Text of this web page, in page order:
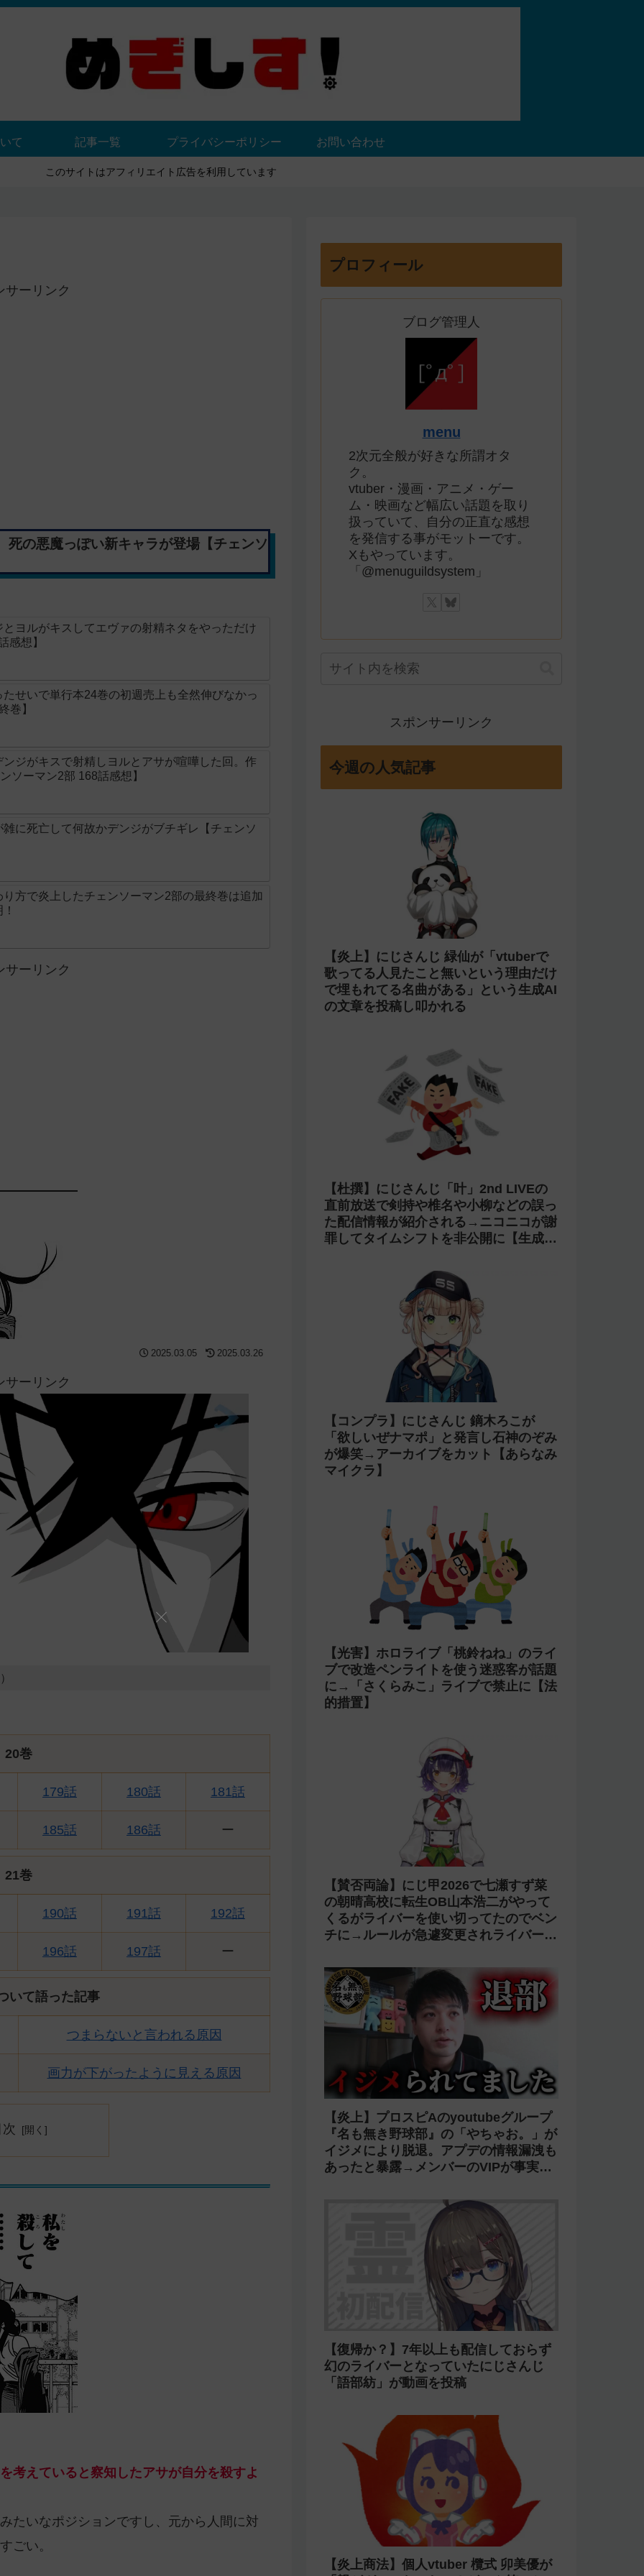
て 記事一覧 プライバシーポリシー お問い合わせ
このサイトはアフィリエイト広告を利用しています
サーリンク
の悪魔っぽい新キャラが登場【チェンソ
ヨルがキスしてエヴァの射精ネタをやっただけ
感想】
せいで単行本24巻の初週売上も全然伸びなかっ
巻】
ジがキスで射精しヨルとアサが喧嘩した回。作
ソーマン2部 168話感想】
に死亡して何故かデンジがブチギレ【チェンソ
方で炎上したチェンソーマン2部の最終巻は追加
サーリンク
2025.03.05 2025.03.26
サーリンク
20巻
179話 180話 181話
185話 186話 ー
21巻
190話 191話 192話
196話 197話 ー
いて語った記事
つまらないと言われる原因
画力が下がったように見える原因
考えていると察知したアサが自分を殺すよ
たいなポジションですし、元から人間に対
ごい。
プロフィール
ブログ管理人
menu
2次元全般が好きな所謂オタ
ク。
vtuber・漫画・アニメ・ゲー
ム・映画など幅広い話題を取り
扱っていて、自分の正直な感想
を発信する事がモットーです。
Xもやっています。
「@menuguildsystem」
スポンサーリンク
今週の人気記事
【炎上】にじさんじ 緑仙が「vtuberで
歌ってる人見たこと無いという理由だけ
で埋もれてる名曲がある」という生成AI
の文章を投稿し叩かれる
【杜撰】にじさんじ「叶」2nd LIVEの
直前放送で剣持や椎名や小柳などの誤っ
た配信情報が紹介される→ニコニコが謝
罪してタイムシフトを非公開に【生成
【コンプラ】にじさんじ 鏑木ろこが
「欲しいぜナマポ」と発言し石神のぞみ
が爆笑→アーカイブをカット【あらなみ
マイクラ】
【光害】ホロライブ「桃鈴ねね」のライ
ブで改造ペンライトを使う迷惑客が話題
に→「さくらみこ」ライブで禁止に【法
的措置】
【賛否両論】にじ甲2026で七瀬すず菜
の朝晴高校に転生OB山本浩二がやって
くるがライバーを使い切ってたのでベン
チに→ルールが急遽変更されライバーの
【炎上】プロスピAのyoutubeグループ
『名も無き野球部』の「やちゃお。」が
イジメにより脱退。アプデの情報漏洩も
あったと暴露→メンバーのVIPが事実無
【復帰か？】7年以上も配信しておらず
幻のライバーとなっていたにじさんじ
「語部紡」が動画を投稿
【炎上商法】個人vtuber 欖式 卯美優が